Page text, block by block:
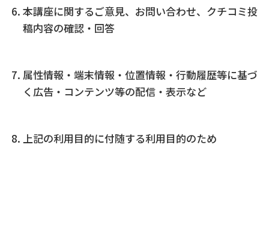
本講座に関するご意見、お問い合わせ、クチコミ投
稿内容の確認・回答
属性情報・端末情報・位置情報・行動履歴等に基づ
く広告・コンテンツ等の配信・表示など
上記の利用目的に付随する利用目的のため